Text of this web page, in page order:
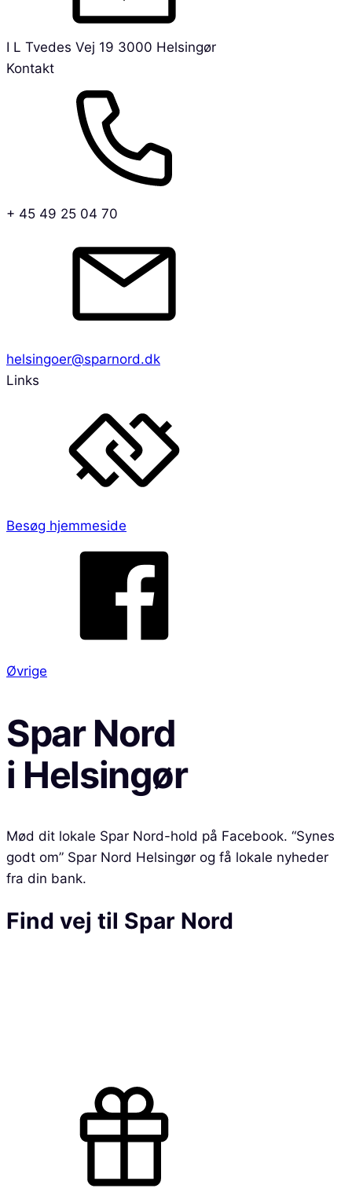
I L Tvedes Vej 19 3000 Helsingør
Kontakt
+ 45 49 25 04 70
helsingoer@sparnord.dk
Links
Besøg hjemmeside
Øvrige
Spar Nord
i Helsingør
Mød dit lokale Spar Nord-hold på Facebook. “Synes
godt om” Spar Nord Helsingør og få lokale nyheder
fra din bank.
Find vej til Spar Nord